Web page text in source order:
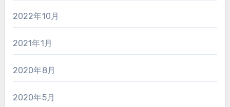
2022年10月
2021年1月
2020年8月
2020年5月